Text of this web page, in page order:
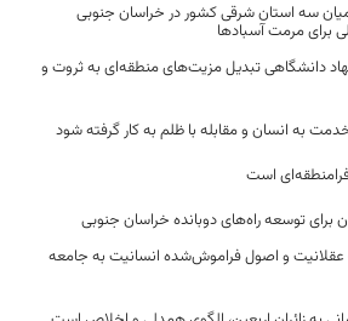
میان سه استان شرقی کشور در خراسان جنوبی
برای مرمت آسبادها
دانشگاهی تبدیل مزیت‌های منطقه‌ای به ثروت و
به انسان و مقابله با ظلم به کار گرفته شود
است
عقلانیت و اصول فراموش‌شده انسانیت به جامعه